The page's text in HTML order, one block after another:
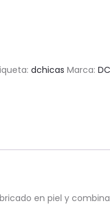
dchicas Marca:
en piel y